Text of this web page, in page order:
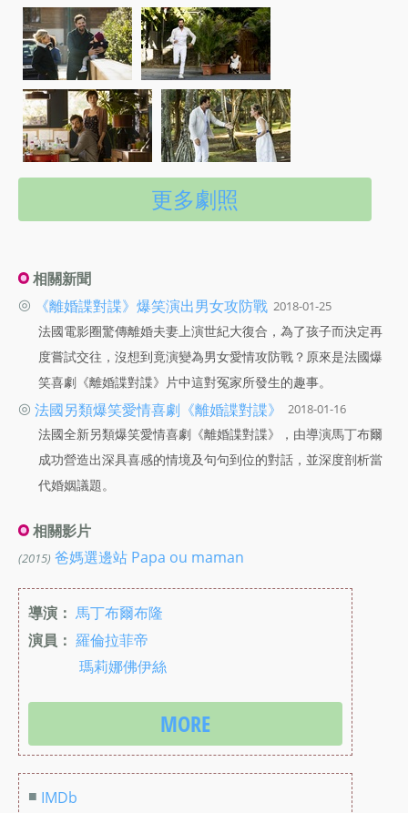
更多劇照
相關新聞
◎
《離婚諜對諜》爆笑演出男女攻防戰 2018-01-25
法國電影圈驚傳離婚夫妻上演世紀大復合，為了孩子而決定再
度嘗試交往，沒想到竟演變為男女愛情攻防戰？原來是法國爆
笑喜劇《離婚諜對諜》片中這對冤家所發生的趣事。
◎ 法國另類爆笑愛情喜劇《離婚諜對諜》 2018-01-16
法國全新另類爆笑愛情喜劇《離婚諜對諜》，由導演馬丁布爾
成功營造出深具喜感的情境及句句到位的對話，並深度剖析當
代婚姻議題。
相關影片
(2015) 爸媽選邊站 Papa ou maman
導演： 馬丁布爾布隆
演員： 羅倫拉菲帝
瑪莉娜佛伊絲
MORE
■ IMDb